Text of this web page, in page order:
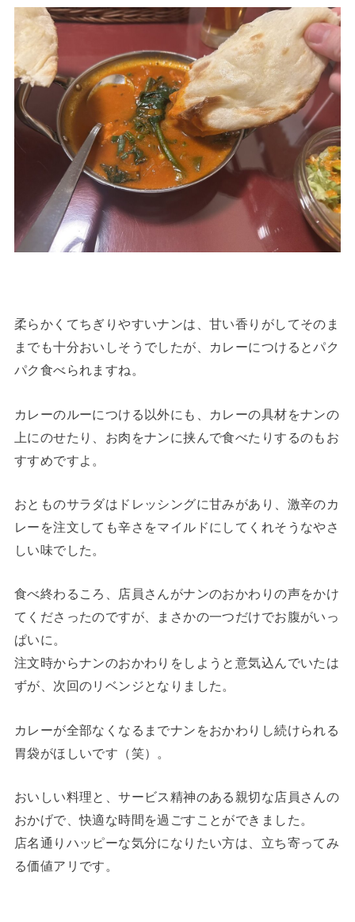
柔らかくてちぎりやすいナンは、甘い香りがしてそのま
までも十分おいしそうでしたが、カレーにつけるとパク
パク食べられますね。
カレーのルーにつける以外にも、カレーの具材をナンの
上にのせたり、お肉をナンに挟んで食べたりするのもお
すすめですよ。
おとものサラダはドレッシングに甘みがあり、激辛のカ
レーを注文しても辛さをマイルドにしてくれそうなやさ
しい味でした。
食べ終わるころ、店員さんがナンのおかわりの声をかけ
てくださったのですが、まさかの一つだけでお腹がいっ
ぱいに。
注文時からナンのおかわりをしようと意気込んでいたは
ずが、次回のリベンジとなりました。
カレーが全部なくなるまでナンをおかわりし続けられる
胃袋がほしいです（笑）。
おいしい料理と、サービス精神のある親切な店員さんの
おかげで、快適な時間を過ごすことができました。
店名通りハッピーな気分になりたい方は、立ち寄ってみ
る価値アリです。